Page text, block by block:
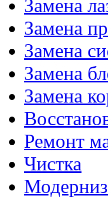
Замена
Замена
Замена
Замена
Замена
Ремонт
Чистка